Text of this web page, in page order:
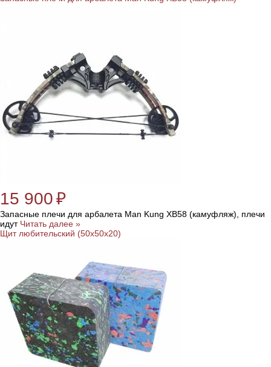
15 900₽
Запасные плечи для арбалета Man Kung XB58 (камуфляж), плечи
идут Читать далее »
Щит любительский (50x50x20)